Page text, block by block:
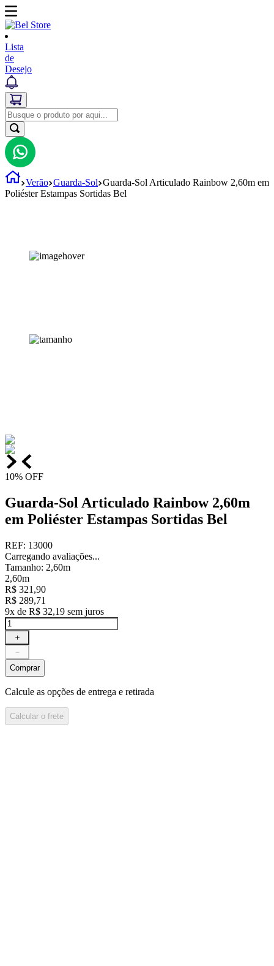
Lista
de
Desejo
Verão Guarda-Sol Guarda-Sol Articulado Rainbow 2,60m em
Poliéster Estampas Sortidas Bel
10% OFF
Guarda-Sol Articulado Rainbow 2,60m
em Poliéster Estampas Sortidas Bel
REF: 13000
Carregando avaliações...
Tamanho: 2,60m
2,60m
R$ 321 ,90
R$ 289,71
9x de R$ 32,19 sem juros
＋
－
Comprar
Calcule as opções de entrega e retirada
Calcular o frete